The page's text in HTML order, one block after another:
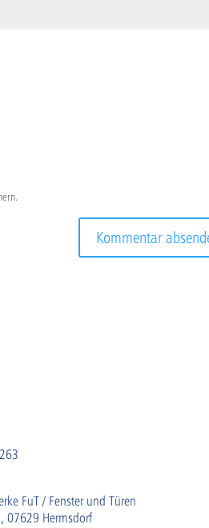
FuT / Fenster und Türen
07629 Hermsdorf